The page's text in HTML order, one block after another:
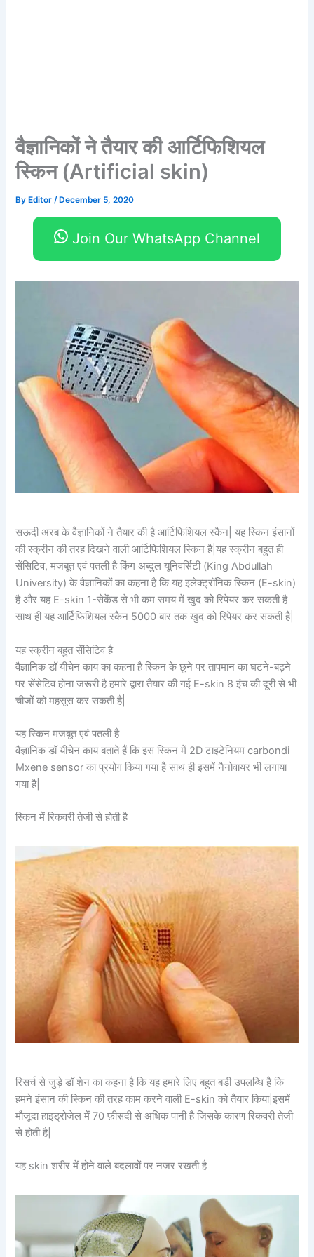
वैज्ञानिकों ने तैयार की आर्टिफिशियल
स्किन (Artificial skin)
By Editor/ December 5, 2020
Join Our WhatsApp Channel
सऊदी अरब के वैज्ञानिकों ने तैयार की है आर्टिफिशियल स्कैन| यह स्किन इंसानों
की स्क्रीन की तरह दिखने वाली आर्टिफिशियल स्किन है|यह स्क्रीन बहुत ही
सेंसिटिव, मजबूत एवं पतली है किंग अब्दुल यूनिवर्सिटी (King Abdullah
University) के वैज्ञानिकों का कहना है कि यह इलेक्ट्रॉनिक स्किन (E-skin)
है और यह E-skin 1-सेकेंड से भी कम समय में खुद को रिपेयर कर सकती है
साथ ही यह आर्टिफिशियल स्कैन 5000 बार तक खुद को रिपेयर कर सकती है|
यह स्क्रीन बहुत सेंसिटिव है
वैज्ञानिक डॉ यीचेन काय का कहना है स्किन के छूने पर तापमान का घटने-बढ़ने
पर सेंसेटिव होना जरूरी है हमारे द्वारा तैयार की गई E-skin 8 इंच की दूरी से भी
चीजों को महसूस कर सकती है|
यह स्किन मजबूत एवं पतली है
वैज्ञानिक डॉ यीचेन काय बताते हैं कि इस स्किन में 2D टाइटेनियम carbondi
Mxene sensor का प्रयोग किया गया है साथ ही इसमें नैनोवायर भी लगाया
गया है|
स्किन में रिकवरी तेजी से होती है
रिसर्च से जुड़े डॉ शेन का कहना है कि यह हमारे लिए बहुत बड़ी उपलब्धि है कि
हमने इंसान की स्किन की तरह काम करने वाली E-skin को तैयार किया|इसमें
मौजूदा हाइड्रोजेल में 70 फ़ीसदी से अधिक पानी है जिसके कारण रिकवरी तेजी
से होती है|
यह skin शरीर में होने वाले बदलावों पर नजर रखती है